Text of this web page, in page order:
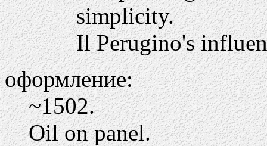
simplicity.
Il Perugino's
оформление:
~1502.
Oil on panel.